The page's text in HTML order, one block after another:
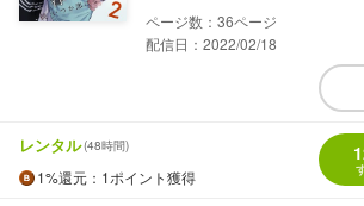
36
配信日：2022/02/18
レンタル(48時間)
1%還元 ：1ポイント獲得